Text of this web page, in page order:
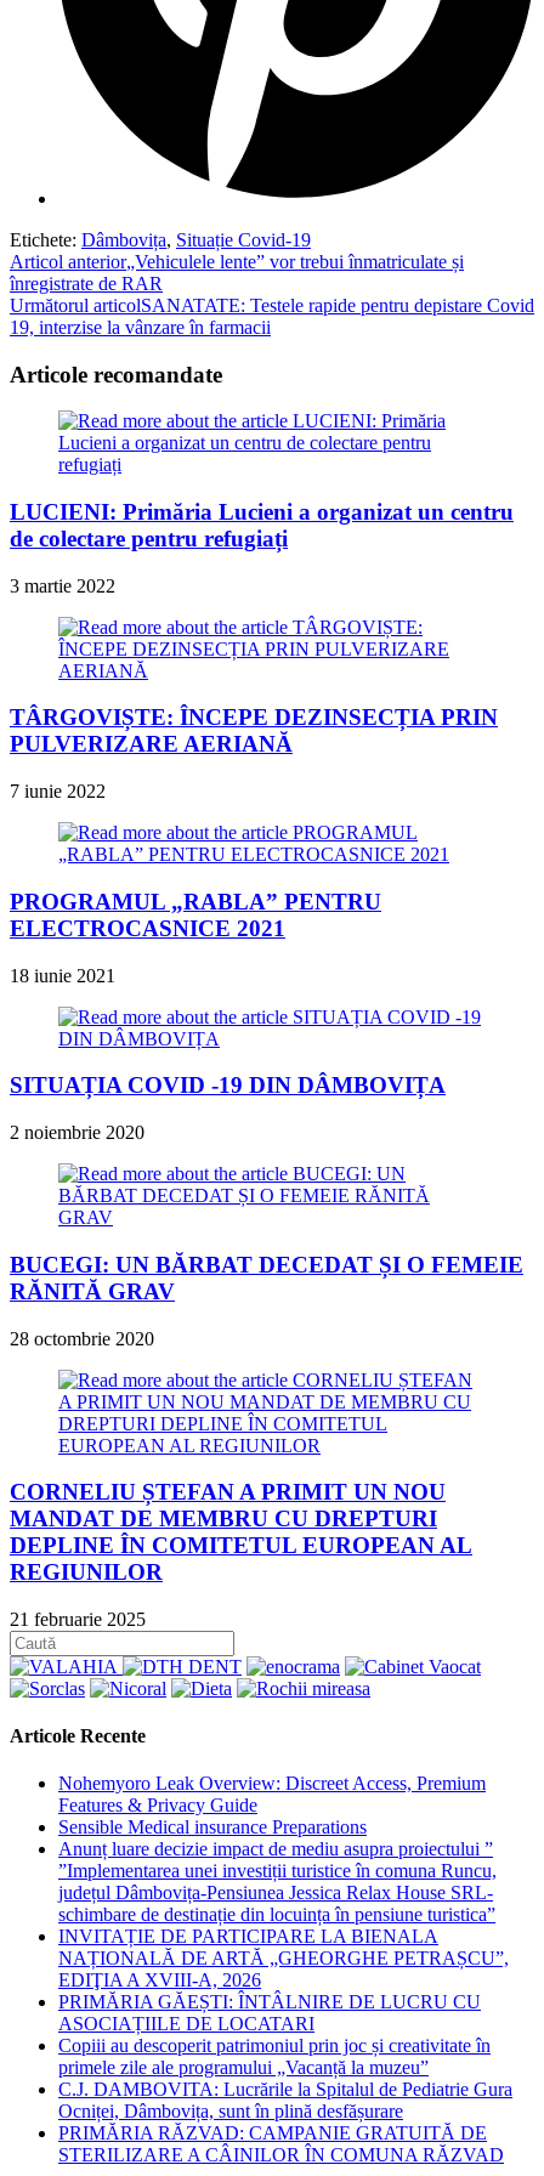
Etichete: Dâmbovița, Situație Covid-19
Read
more
articles
Articol anterior„Vehiculele lente” vor trebui înmatriculate și
înregistrate de RAR
Următorul articolSANATATE: Testele rapide pentru depistare Covid
19, interzise la vânzare în farmacii
Articole recomandate
LUCIENI: Primăria Lucieni a organizat un centru
de colectare pentru refugiați
3 martie 2022
TÂRGOVIȘTE: ÎNCEPE DEZINSECȚIA PRIN
PULVERIZARE AERIANĂ
7 iunie 2022
PROGRAMUL „RABLA” PENTRU
ELECTROCASNICE 2021
18 iunie 2021
SITUAȚIA COVID -19 DIN DÂMBOVIȚA
2 noiembrie 2020
BUCEGI: UN BĂRBAT DECEDAT ȘI O FEMEIE
RĂNITĂ GRAV
28 octombrie 2020
CORNELIU ȘTEFAN A PRIMIT UN NOU
MANDAT DE MEMBRU CU DREPTURI
DEPLINE ÎN COMITETUL EUROPEAN AL
REGIUNILOR
21 februarie 2025
Articole Recente
Nohemyoro Leak Overview: Discreet Access, Premium
Features & Privacy Guide
Sensible Medical insurance Preparations
Anunț luare decizie impact de mediu asupra proiectului ”
”Implementarea unei investiții turistice în comuna Runcu,
județul Dâmbovița-Pensiunea Jessica Relax House SRL-
schimbare de destinație din locuința în pensiune turistica”
INVITAȚIE DE PARTICIPARE LA BIENALA
NAȚIONALĂ DE ARTĂ „GHEORGHE PETRAȘCU”,
EDIŢIA A XVIII-A, 2026
PRIMĂRIA GĂEȘTI: ÎNTÂLNIRE DE LUCRU CU
ASOCIAȚIILE DE LOCATARI
Copiii au descoperit patrimoniul prin joc și creativitate în
primele zile ale programului „Vacanță la muzeu”
C.J. DAMBOVITA: Lucrările la Spitalul de Pediatrie Gura
Ocniței, Dâmbovița, sunt în plină desfășurare
PRIMĂRIA RĂZVAD: CAMPANIE GRATUITĂ DE
STERILIZARE A CÂINILOR ÎN COMUNA RĂZVAD